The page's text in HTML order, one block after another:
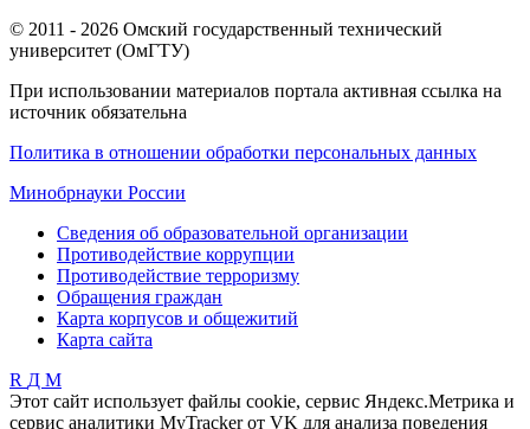
© 2011 - 2026 Омский государственный технический
университет (ОмГТУ)
При использовании материалов портала активная ссылка на
источник обязательна
Политика в отношении обработки персональных данных
Минобрнауки России
Сведения об образовательной организации
Противодействие коррупции
Противодействие терроризму
Обращения граждан
Карта корпусов и общежитий
Карта сайта
R Д М
Этот сайт использует файлы cookie, сервис Яндекс.Метрика и
сервис аналитики MyTracker от VK для анализа поведения